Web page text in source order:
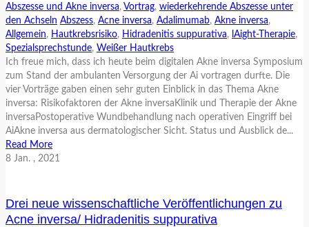
Abszesse und Akne inversa, Vortrag, wiederkehrende Abszesse unter
den Achseln Abszess, Acne inversa, Adalimumab, Akne inversa,
Allgemein, Hautkrebsrisiko, Hidradenitis suppurativa, lAight-Therapie,
Spezialsprechstunde, Weißer Hautkrebs
Ich freue mich, dass ich heute beim digitalen Akne inversa Symposium
zum Stand der ambulanten Versorgung der Ai vortragen durfte. Die
vier Vorträge gaben einen sehr guten Einblick in das Thema Akne
inversa: Risikofaktoren der Akne inversaKlinik und Therapie der Akne
inversaPostoperative Wundbehandlung nach operativen Eingriff bei
AiAkne inversa aus dermatologischer Sicht. Status und Ausblick de...
Read More
8 Jan. , 2021
Drei neue wissenschaftliche Veröffentlichungen zu
Acne inversa/ Hidradenitis suppurativa